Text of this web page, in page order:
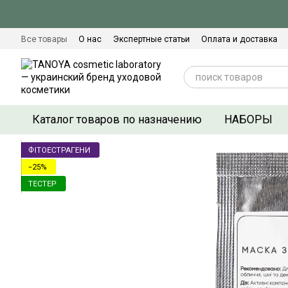
Все товары О нас Экспертные статьи Оплата и доставка
Каталог товаров по назначению НАБОРЫ
ФІТОЕСТРАГЕНИ
−25%
ТЕСТЕР